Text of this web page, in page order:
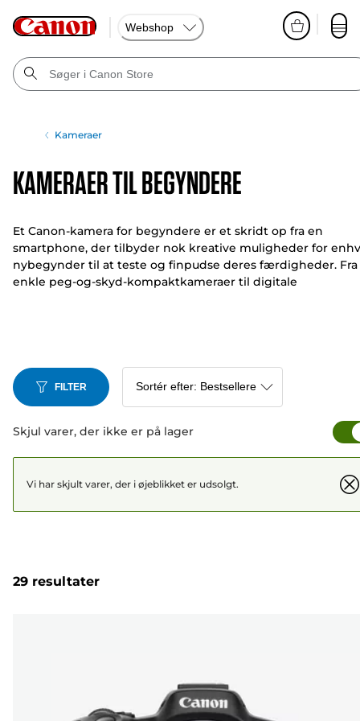
Webshop
Kameraer
Kameraer til begyndere
Et Canon-kamera for begyndere er et skridt op fra en
smartphone, der tilbyder nok kreative muligheder for
nybegynder til at teste og finpudse deres færdigheder. Fra
enkle peg-og-skyd-kompaktkameraer til digitale
FILTER
Skjul varer, der ikke er på lager
Vi har skjult varer, der i øjeblikket er udsolgt.
29 resultater